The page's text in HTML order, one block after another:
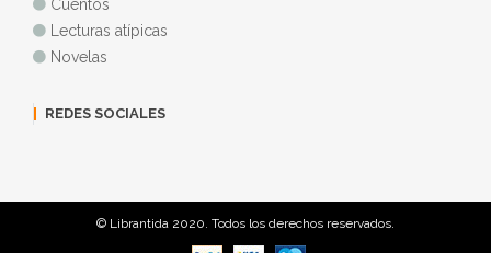
Cuentos
Lecturas atípicas
Novelas
REDES SOCIALES
© Librantida 2020. Todos los derechos reservados.